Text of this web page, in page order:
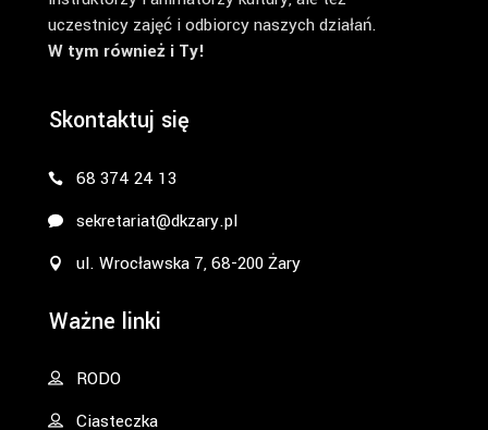
uczestnicy zajęć i odbiorcy naszych działań.
W tym również i Ty!
Skontaktuj się
68 374 24 13
sekretariat@dkzary.pl
ul. Wrocławska 7, 68-200 Żary
Ważne linki
RODO
Ciasteczka